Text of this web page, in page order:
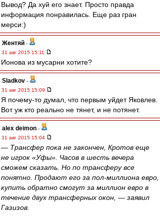
Вывод? Да хуй его знает. Просто правда
информация понравилась. Еще раз гран
мерси:)
Жентяй -
31 авг 2015 15:11
Ионова из мусарни хотите?
Sladkov -
31 авг 2015 15:09
Я почему-то думал, что первым уйдет Яковлев.
Вот уж кто реально не тянет, и не потянет.
alex deimon -
31 авг 2015 15:04
— Трансфер пока не закончен, Кротов еще
не игрок «Уфы». Часов в шесть вечера
сможем сказать. Но по трансферу все
понятно. Продают его за пол-миллиона евро,
купить обратно смогут за миллион евро в
течение двух трансферных окон, — заявил
Газизов.